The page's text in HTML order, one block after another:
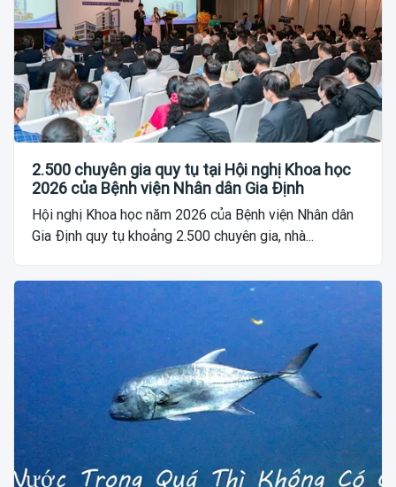
2.500 chuyên gia quy tụ tại Hội nghị Khoa học
2026 của Bệnh viện Nhân dân Gia Định
Hội nghị Khoa học năm 2026 của Bệnh viện Nhân dân
Gia Định quy tụ khoảng 2.500 chuyên gia, nhà...